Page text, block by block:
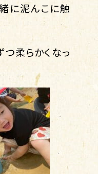
に泥んこに触
柔らかくなっ